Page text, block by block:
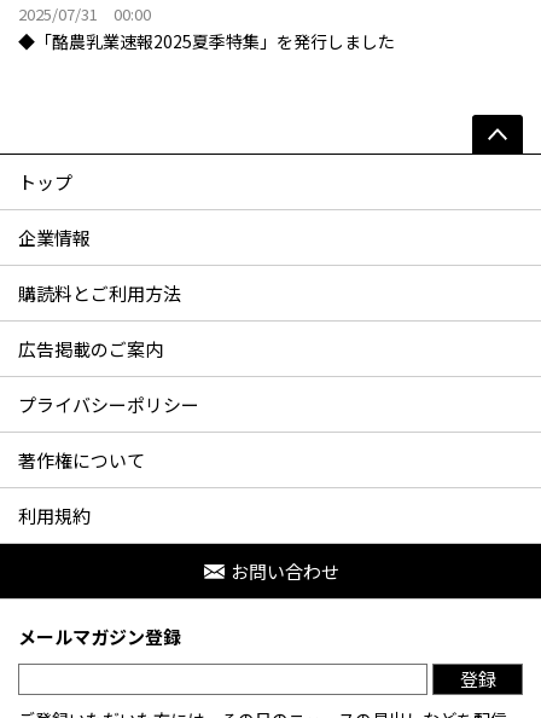
2025/07/31 00:00
◆「酪農乳業速報2025夏季特集」を発行しました
トップ
企業情報
購読料とご利用方法
広告掲載のご案内
プライバシーポリシー
著作権について
利用規約
お問い合わせ
メールマガジン登録
登録